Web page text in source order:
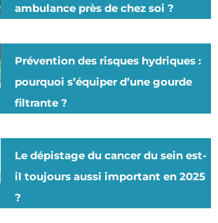
ambulance près de chez soi ?
Prévention des risques hydriques :
pourquoi s’équiper d’une gourde
filtrante ?
Le dépistage du cancer du sein est-
il toujours aussi important en 2025
?